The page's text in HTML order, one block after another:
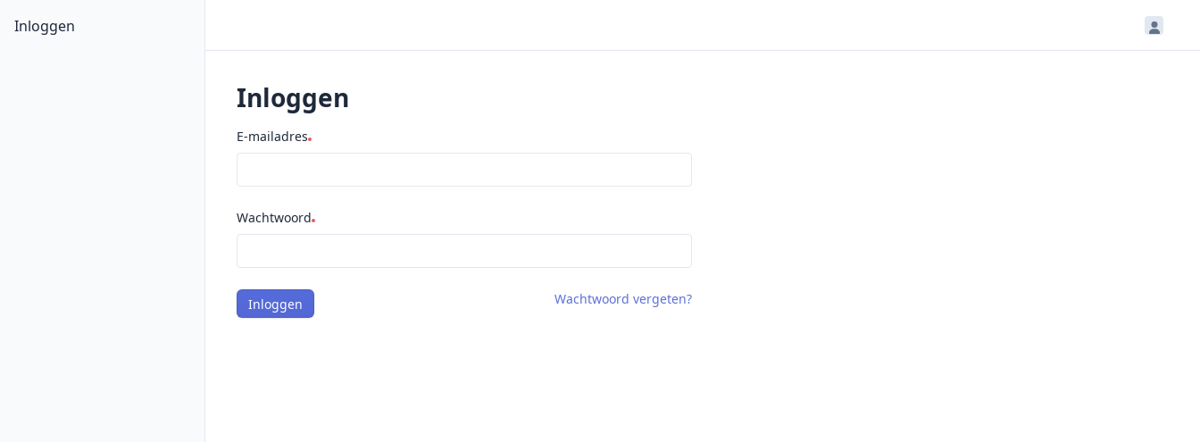
Inloggen
Inloggen
E-mailadres
Wachtwoord
Inloggen Wachtwoord vergeten?